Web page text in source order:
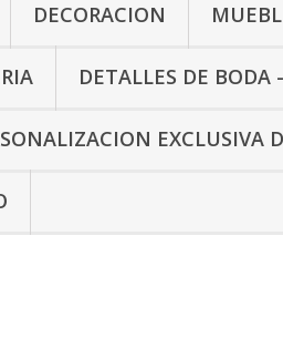
DECORACION
DETALLES DE BODA
EXCLUSIVA